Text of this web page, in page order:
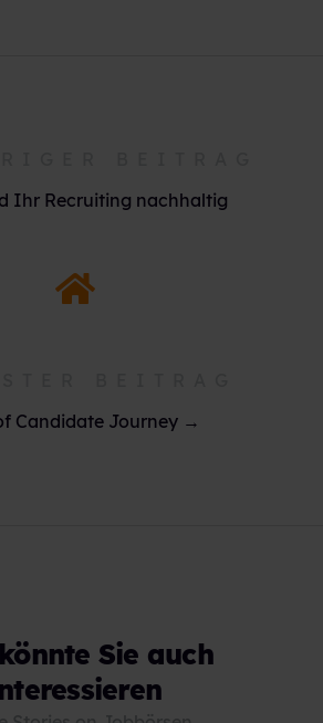
Ihr Recruiting nachhaltig
Candidate Journey →
Sie auch